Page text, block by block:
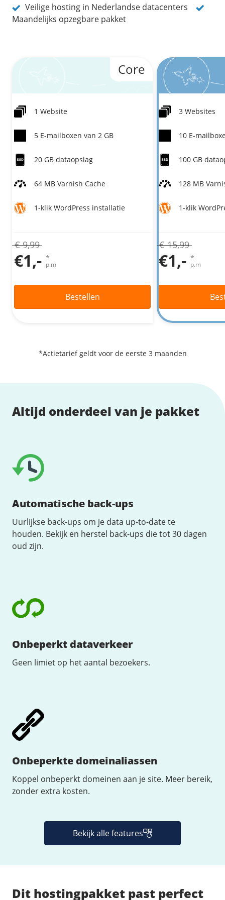
Networking
HA-IP
Private Network
VPS-Firewall
Acronis Cyber Protect
Block Storage
Snapshots
API
Netwerk
Infrastructuur
Prijsoverzicht
Secret management
Veilige hosting in Nederlandse datacenters
Maandelijks opzegbare pakket
Core
1 Website
5 E-mailboxen van 2 GB
20 GB dataopslag
64 MB Varnish Cache
1-klik WordPress installatie
€ 9,99
€1,- p.m
*
Bestellen
3 Websites
10 E-
100 GB
128 MB
1-klik
€ 15,99
€1,- p.m
*
*Actietarief geldt voor de eerste 3 maanden
Altijd onderdeel van je pakket
Automatische back-ups
Uurlijkse back-ups om je data up-to-date te
houden. Bekijk en herstel back-ups die tot 30 dagen
oud zijn.
Onbeperkt dataverkeer
Geen limiet op het aantal bezoekers.
Onbeperkte domeinaliassen
Koppel onbeperkt domeinen aan je site. Meer bereik,
zonder extra kosten.
Bekijk alle features
Dit hostingpakket past perfect